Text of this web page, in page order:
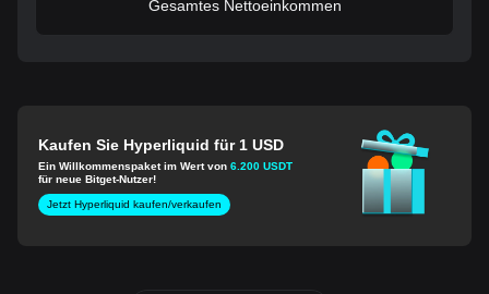
Gesamtes Nettoeinkommen
Kaufen Sie Hyperliquid für 1 USD
Ein Willkommenspaket im Wert von6.200 USDT
für neue Bitget-Nutzer!
Jetzt Hyperliquid kaufen/verkaufen